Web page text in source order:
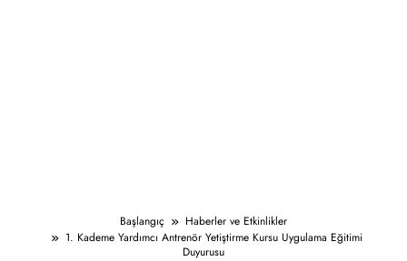
Başlangıç
Haberler ve Etkinlikler
1. Kademe Yardımcı Antrenör Yetiştirme Kursu Uygulama Eğitimi
Duyurusu